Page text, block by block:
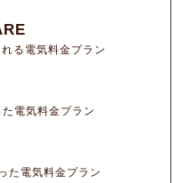
る電気料金プラン
電気料金プラン
た電気料金プラン